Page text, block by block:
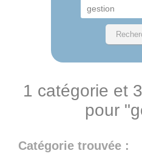
1 catégorie et
pour
Catégorie trouvée :